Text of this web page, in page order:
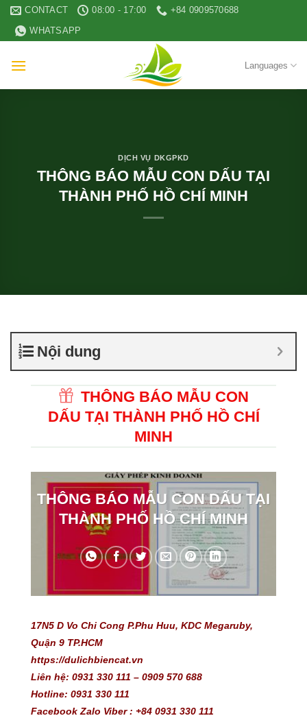
Skip
content
CONTACT 08:00 - 17:00
+84 0909570688
WHATSAPP
Languages
DỊCH VỤ DKGPKD
THÔNG BÁO MẪU CON DẤU TẠI
THÀNH PHỐ HỒ CHÍ MINH
Nội dung
THÔNG BÁO MẪU CON
DẤU TẠI THÀNH PHỐ HỒ CHÍ
MINH
THÔNG BÁO MẪU CON DẤU TẠI
THÀNH PHỐ HỒ CHÍ MINH
17N5 D Vo Chi Cong P.Phu Huu, KDC Megaruby,
Quận 9 TP.HCM
https://dulichbiencat.vn
Liên hệ: 0931 330 111 – 0909 570 688
Hotline: 0931 330 111
Facebook Zalo Viber : +84 0931 330 111